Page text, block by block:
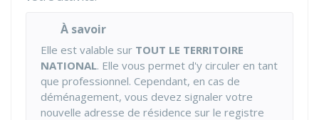
À savoir
Elle est valable sur TOUT LE TERRITOIRE
NATIONAL. Elle vous permet d'y circuler en tant
que professionnel. Cependant, en cas de
déménagement, vous devez signaler votre
nouvelle adresse de résidence sur le registre